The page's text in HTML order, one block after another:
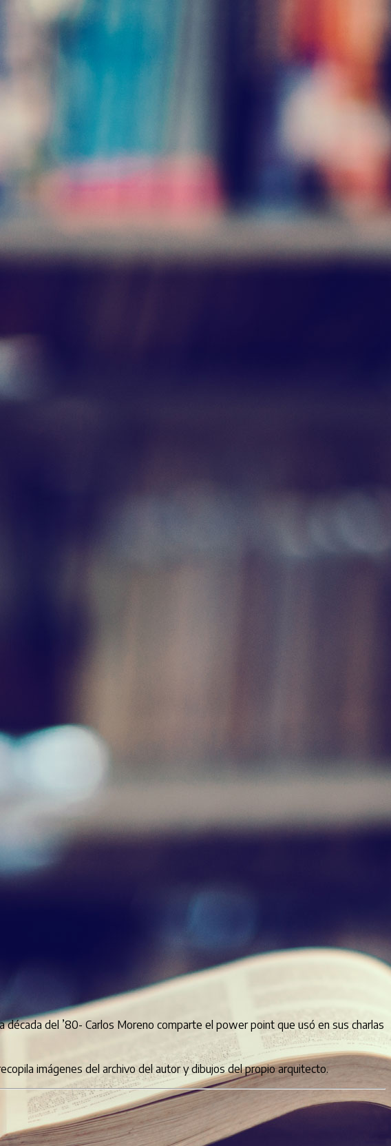
del ’80- Carlos Moreno comparte el power point que usó en sus charlas
imágenes del archivo del autor y dibujos del propio arquitecto.